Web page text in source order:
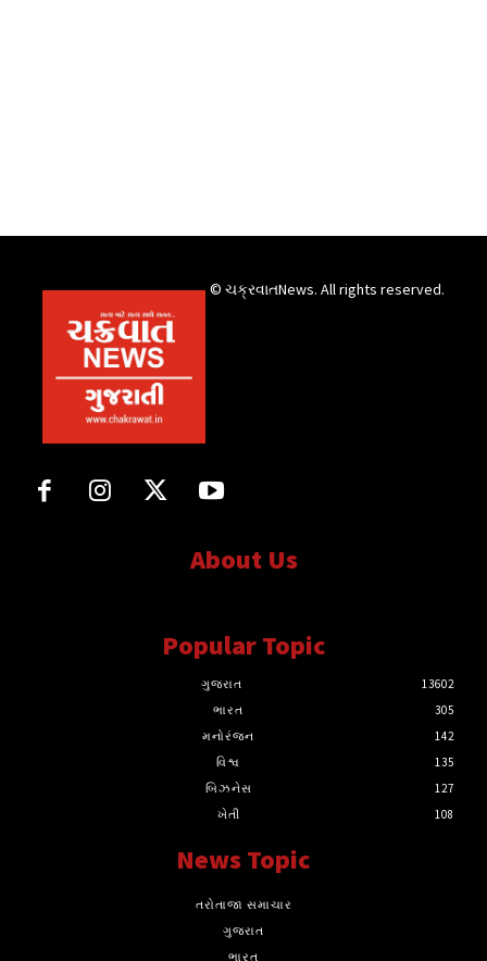
© ચક્રવાતNews. All rights reserved.
About Us
Popular Topic
ગુજરાત
13602
ભારત
305
મનોરંજન
142
વિશ્વ
135
બિઝનેસ
127
ખેતી
108
News Topic
તરોતાજા સમાચાર
ગુજરાત
ભારત